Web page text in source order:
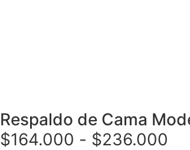
Respaldo de Cama
$164.000 - $236.000